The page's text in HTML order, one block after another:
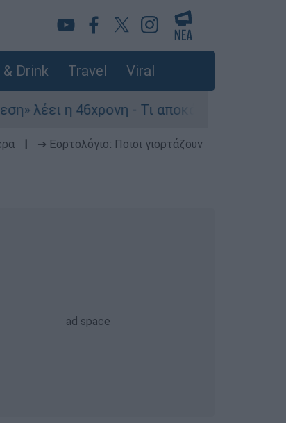
Drink Travel Viral
- Τι αποκάλυψε στους αστυνομικούς
➔ Εορτολόγιο: Ποιοι γιορτάζουν